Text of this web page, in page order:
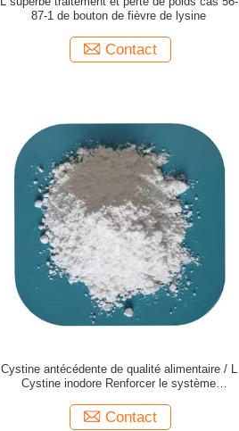
87-1 de bouton de fièvre de lysine
Contact
Cystine antécédente de qualité alimentaire / L
Cystine inodore Renforcer le système
Contact